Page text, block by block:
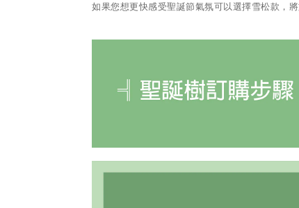
如果您想更快感受聖誕節氣氛可以選擇雪松款，